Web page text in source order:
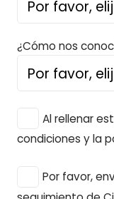
¿Cómo nos
Al rellenar
condiciones y la
Por favor,